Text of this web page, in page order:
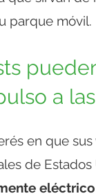
parque móvil.
a
en que
de Estados